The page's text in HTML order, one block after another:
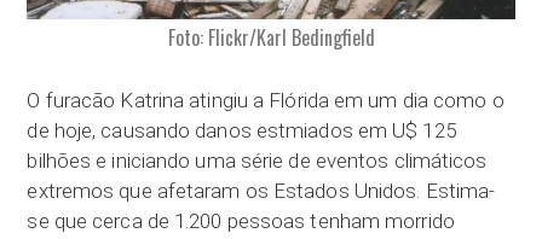
Foto: Flickr/Karl Bedingfield
O furacão Katrina atingiu a Flórida em um dia como o
de hoje, causando danos estmiados em U$ 125
bilhões e iniciando uma série de eventos climáticos
extremos que afetaram os Estados Unidos. Estima-
se que cerca de 1.200 pessoas tenham morrido